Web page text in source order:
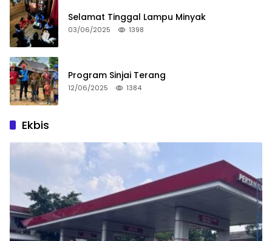
Selamat Tinggal Lampu Minyak
03/06/2025 1398
Program Sinjai Terang
12/06/2025 1384
Ekbis